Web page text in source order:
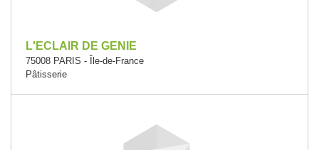
L'ECLAIR DE GENIE
75008 PARIS - Île-de-France
Pâtisserie